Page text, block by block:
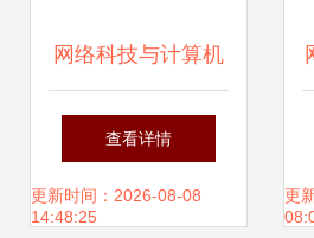
网络科技与计算机
驱动数字时代的孪
生引擎
查看详情
更新时间：2026-08-08
14:48:25
更